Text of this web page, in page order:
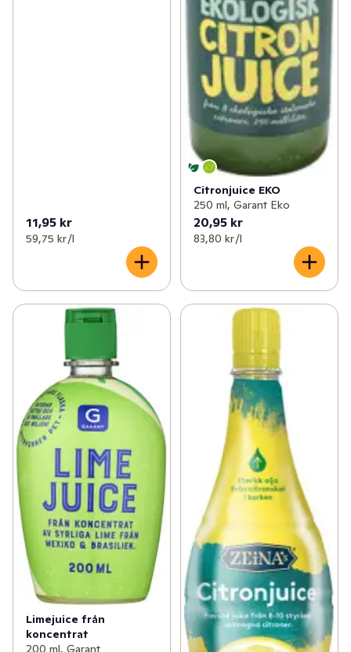
11,95 kr
59,75 kr /l
Citronjuice EKO
250 ml, Garant Eko
20,95 kr
83,80 kr /l
Limejuice från
koncentrat
200 ml, Garant